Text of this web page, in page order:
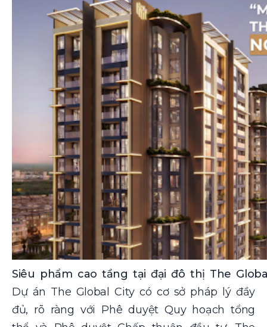
Siêu phẩm cao tầng tại đại đô thị The
Dự án The Global City có cơ sở pháp lý đầy
đủ, rõ ràng với Phê duyệt Quy hoạch tổng